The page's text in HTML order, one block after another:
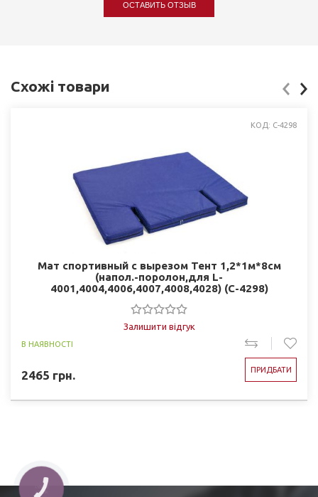
ОСТАВИТЬ ОТЗЫВ
Схожі товари
КОД: C-4298
Мат спортивный с вырезом Тент 1,2*1м*8см
(напол.-поролон,для L-
4001,4004,4006,4007,4008,4028) (C-4298)
Залишити відгук
В НАЯВНОСТІ
2465 грн. ПРИДБАТИ
КНОПКА
ЗВ'ЯЗКУ